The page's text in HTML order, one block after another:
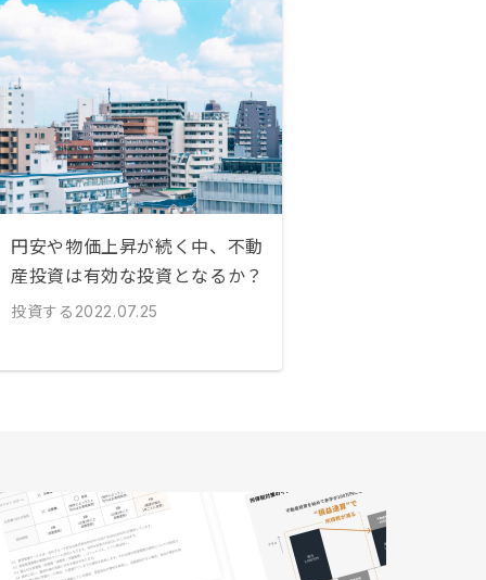
円安や物価上昇が続く中、不動
産投資は有効な投資となるか？
投資する 2022.07.25